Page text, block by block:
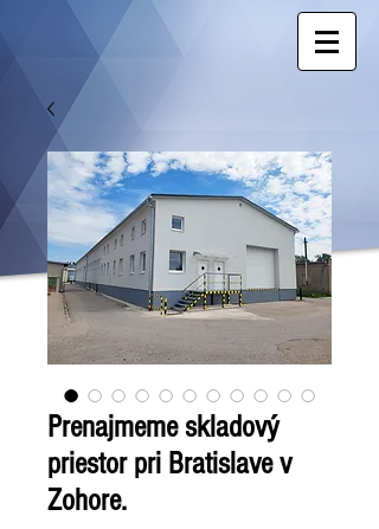
Prenajmeme skladový
priestor pri Bratislave v
Zohore.